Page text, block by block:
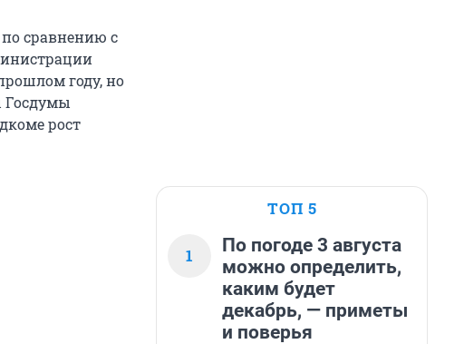
сравнению с
году, но
Госдумы
рост
ТОП 5
1
По погоде 3 августа
можно определить,
каким будет
декабрь, — приметы
и поверья